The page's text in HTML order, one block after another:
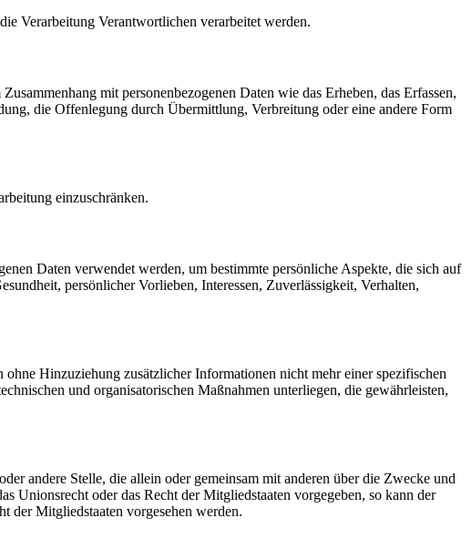
Verarbeitung Verantwortlichen verarbeitet werden.
mit personenbezogenen Daten wie das Erheben, das Erfassen,
die Offenlegung durch Übermittlung, Verbreitung oder eine andere Form
einzuschränken.
Daten verwendet werden, um bestimmte persönliche Aspekte, die sich auf
persönlicher Vorlieben, Interessen, Zuverlässigkeit, Verhalten,
Hinzuziehung zusätzlicher Informationen nicht mehr einer spezifischen
und organisatorischen Maßnahmen unterliegen, die gewährleisten,
andere Stelle, die allein oder gemeinsam mit anderen über die Zwecke und
Unionsrecht oder das Recht der Mitgliedstaaten vorgegeben, so kann der
der Mitgliedstaaten vorgesehen werden.